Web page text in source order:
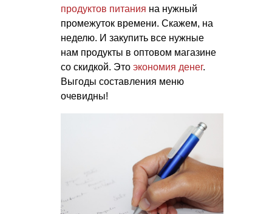
продуктов питания на нужный
промежуток времени. Скажем, на
неделю. И закупить все нужные
нам продукты в оптовом магазине
со скидкой. Это экономия денег.
Выгоды составления меню
очевидны!